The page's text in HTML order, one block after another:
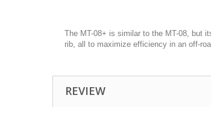
The MT-08+ is similar to the MT-08, but
rib, all to maximize efficiency in an off-
REVIEW